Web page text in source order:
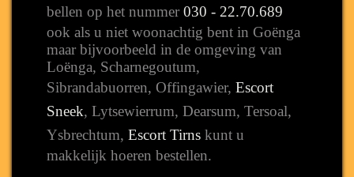
bellen op het nummer 030 - 22.70.689
ook als u niet woonachtig bent in Goënga
maar bijvoorbeeld in de omgeving van
Loënga, Scharnegoutum,
Sibrandabuorren, Offingawier, Escort
Sneek, Lytsewierrum, Dearsum, Tersoal,
Ysbrechtum, Escort Tirns kunt u
makkelijk hoeren bestellen.